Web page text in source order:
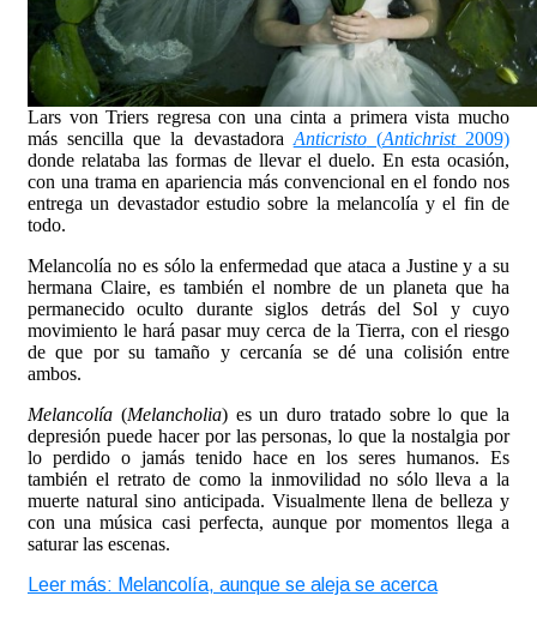
Lars von Triers regresa con una cinta a primera vista mucho
más sencilla que la devastadora Anticristo(Antichrist2009)
donde relataba las formas de llevar el duelo. En esta ocasión,
con una trama en apariencia más convencional en el fondo nos
entrega un devastador estudio sobre la melancolía y el fin de
todo.
Melancolía no es sólo la enfermedad que ataca a Justine y a su
hermana Claire, es también el nombre de un planeta que ha
permanecido oculto durante siglos detrás del Sol y cuyo
movimiento le hará pasar muy cerca de la Tierra, con el riesgo
de que por su tamaño y cercanía se dé una colisión entre
ambos.
Melancolía (Melancholia) es un duro tratado sobre lo que la
depresión puede hacer por las personas, lo que la nostalgia por
lo perdido o jamás tenido hace en los seres humanos. Es
también el retrato de como la inmovilidad no sólo lleva a la
muerte natural sino anticipada. Visualmente llena de belleza y
con una música casi perfecta, aunque por momentos llega a
saturar las escenas.
Leer más: Melancolía, aunque se aleja se acerca